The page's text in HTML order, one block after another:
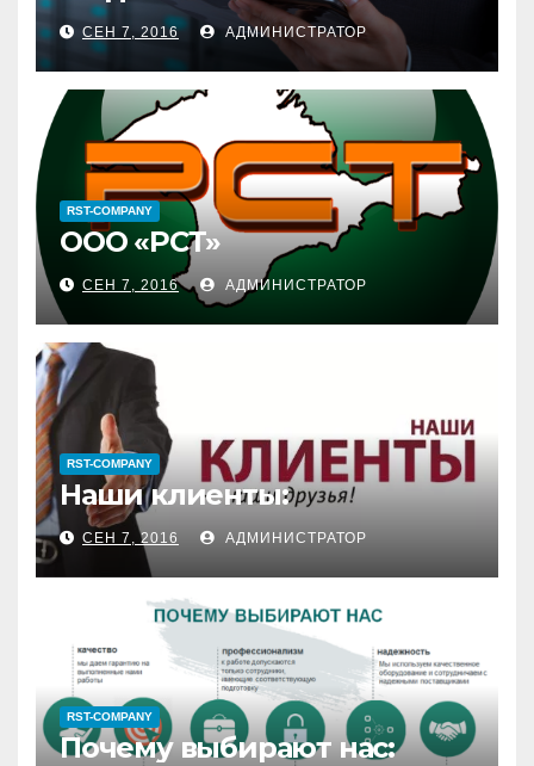
СЕН 7, 2016 АДМИНИСТРАТОР
RST-COMPANY
ООО «РСТ»
СЕН 7, 2016 АДМИНИСТРАТОР
RST-COMPANY
Наши клиенты:
СЕН 7, 2016 АДМИНИСТРАТОР
RST-COMPANY
Почему выбирают нас: